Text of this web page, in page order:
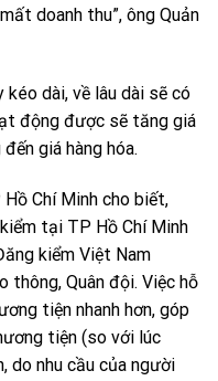
doanh thu”, ông Quản
kéo dài, về lâu dài sẽ có
động được sẽ tăng giá
giá hàng hóa.
Chí Minh cho biết,
tại TP Hồ Chí Minh
kiểm Việt Nam
thông, Quân đội. Việc hỗ
tiện nhanh hơn, góp
tiện (so với lúc
do nhu cầu của người